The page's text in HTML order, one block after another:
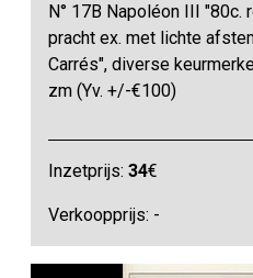
N° 17B Napoléon III "80c.
pracht ex. met lichte
Carrés", diverse
zm (Yv. +/-€100)
Inzetprijs:34€
Verkoopprijs: -